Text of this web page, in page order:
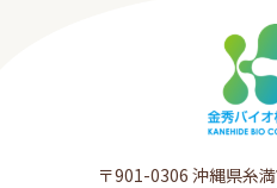
〒901-0306​ 沖縄県糸